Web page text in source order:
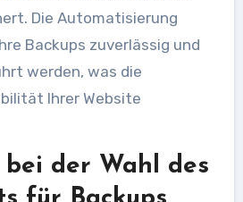
Die Automatisierung
Backups zuverlässig und
werden, was die
Ihrer Website
der Wahl des